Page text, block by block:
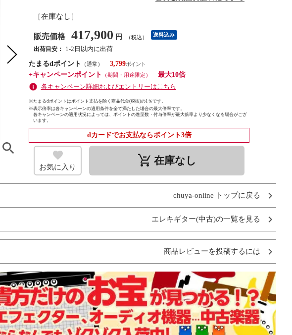
［在庫なし］
販売価格 417,900 円 （税込） 送料込み
出荷目安：
1-2日以内に出荷
たまるdポイント
（通常）
3,799
+キャンペーンポイント
（期間・用途限定）
最大10倍
各キャンペーン詳細およびエントリーはこちら
※たまるdポイントはポイント支払を除く商品代金(税抜)の1％です。
※表示倍率は各キャンペーンの適用条件を全て満たした場合の最大倍率です。
各キャンペーンの適用状況によっては、ポイントの進呈数・付与倍率が最大倍率より少なくなる場合がござ
います。
dカードでお支払ならポイント3倍
お気に入り remove_shopping_cart 在庫なし
chuya-online トップに戻る
エレキギター(中古)の一覧を見る
商品レビューを投稿するには